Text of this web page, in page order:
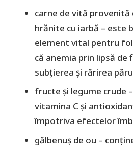
carne de vită provenită
hrănite cu iarbă – este
element vital pentru
că anemia prin lipsă de
subțierea și rărirea
fructe și legume crude
vitamina C și
împotriva efectelor
gălbenuș de ou –